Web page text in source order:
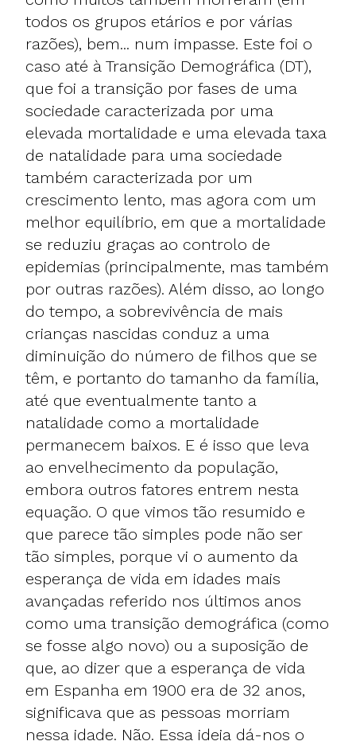
todos os grupos etários e por várias
razões), bem... num impasse. Este foi o
caso até à Transição Demográfica (DT),
que foi a transição por fases de uma
sociedade caracterizada por uma
elevada mortalidade e uma elevada taxa
de natalidade para uma sociedade
também caracterizada por um
crescimento lento, mas agora com um
melhor equilíbrio, em que a mortalidade
se reduziu graças ao controlo de
epidemias (principalmente, mas também
por outras razões). Além disso, ao longo
do tempo, a sobrevivência de mais
crianças nascidas conduz a uma
diminuição do número de filhos que se
têm, e portanto do tamanho da família,
até que eventualmente tanto a
natalidade como a mortalidade
permanecem baixos. E é isso que leva
ao envelhecimento da população,
embora outros fatores entrem nesta
equação. O que vimos tão resumido e
que parece tão simples pode não ser
tão simples, porque vi o aumento da
esperança de vida em idades mais
avançadas referido nos últimos anos
como uma transição demográfica (como
se fosse algo novo) ou a suposição de
que, ao dizer que a esperança de vida
em Espanha em 1900 era de 32 anos,
significava que as pessoas morriam
nessa idade. Não. Essa ideia dá-nos o